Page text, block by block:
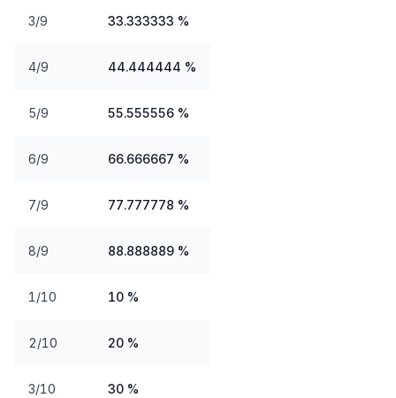
3/9 33.333333 %
4/9 44.444444 %
5/9 55.555556 %
6/9 66.666667 %
7/9 77.777778 %
8/9 88.888889 %
1/10 10 %
2/10 20 %
3/10 30 %